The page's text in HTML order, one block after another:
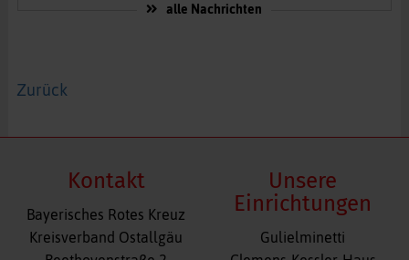
alle Nachrichten
Zurück
Kontakt
Bayerisches Rotes Kreuz
Kreisverband Ostallgäu
Unsere
Einrichtungen
Navigation
Gulielminetti